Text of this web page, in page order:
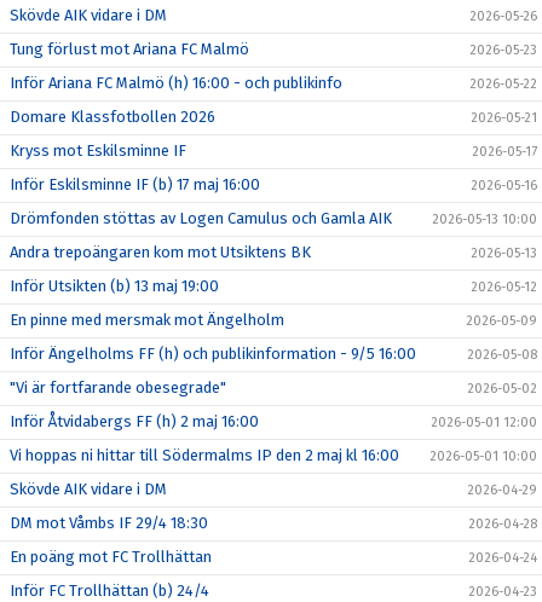
Skövde AIK vidare i DM 2026-05-26
Tung förlust mot Ariana FC Malmö 2026-05-23
Inför Ariana FC Malmö (h) 16:00 - och publikinfo 2026-05-22
Domare Klassfotbollen 2026 2026-05-21
Kryss mot Eskilsminne IF 2026-05-17
Inför Eskilsminne IF (b) 17 maj 16:00 2026-05-16
Drömfonden stöttas av Logen Camulus och Gamla AIK 2026-05-13 10:00
Andra trepoängaren kom mot Utsiktens BK 2026-05-13
Inför Utsikten (b) 13 maj 19:00 2026-05-12
En pinne med mersmak mot Ängelholm 2026-05-09
Inför Ängelholms FF (h) och publikinformation - 9/5 16:00 2026-05-08
"Vi är fortfarande obesegrade" 2026-05-02
Inför Åtvidabergs FF (h) 2 maj 16:00 2026-05-01 12:00
Vi hoppas ni hittar till Södermalms IP den 2 maj kl 16:00 2026-05-01 10:00
Skövde AIK vidare i DM 2026-04-29
DM mot Våmbs IF 29/4 18:30 2026-04-28
En poäng mot FC Trollhättan 2026-04-24
Inför FC Trollhättan (b) 24/4 2026-04-23